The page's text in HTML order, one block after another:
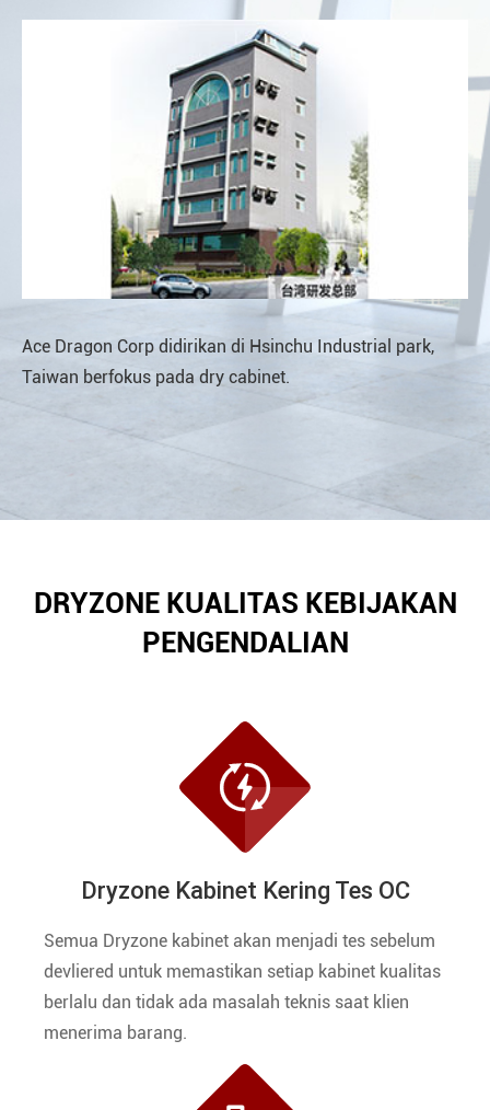
Ace Dragon Corp didirikan di Hsinchu Industrial park,
Taiwan berfokus pada dry cabinet.
DRYZONE KUALITAS KEBIJAKAN
PENGENDALIAN

Dryzone Kabinet Kering Tes OC
Semua Dryzone kabinet akan menjadi tes sebelum
devliered untuk memastikan setiap kabinet kualitas
berlalu dan tidak ada masalah teknis saat klien
menerima barang.